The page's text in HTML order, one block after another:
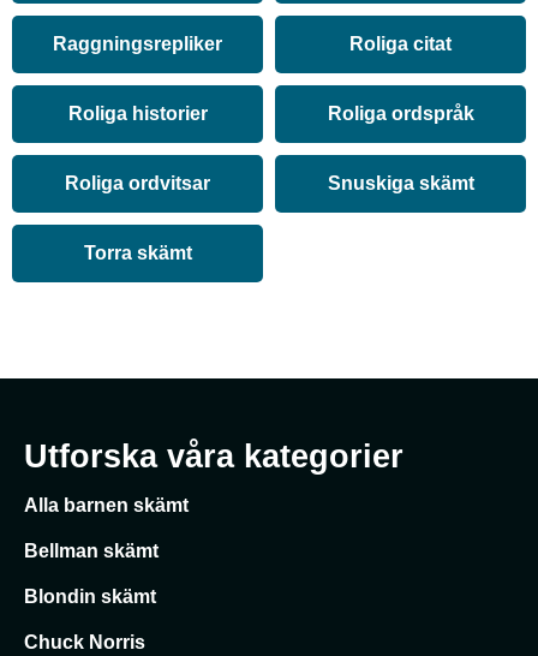
Raggningsrepliker Roliga citat
Roliga historier Roliga ordspråk
Roliga ordvitsar Snuskiga skämt
Torra skämt
Utforska våra kategorier
Alla barnen skämt
Bellman skämt
Blondin skämt
Chuck Norris